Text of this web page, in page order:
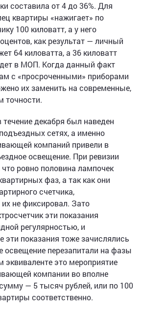
составила от 4 до 36%. Для
квартиры «нажигает» по
100 киловатт, а у него
как результат — личный
64 киловатта, а 36 киловатт
в МОП. Когда данный факт
с «просроченными» приборами
их заменить на современные,
точности.
декабря был наведен
сетях, а именно
компаний привели в
освещение. При ревизии
ровно половина лампочек
фаз, а так как они
счетчика,
не фиксировал. Зато
эти показания
регулярностью, и
эти показания тоже зачислялись
перезапитали на фазы
эквиваленте это мероприятие
компании во вполне
— 5 тысяч рублей, или по 100
соответственно.